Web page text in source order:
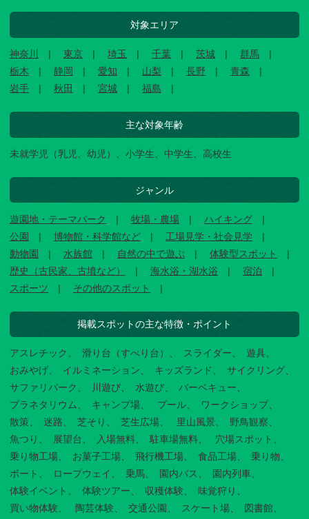
対象エリア
神奈川 東京 埼玉 千葉 茨城
群馬
栃木
静岡 愛知 山梨 長野
青森
岩手
秋田 宮城 福島
主な対象年齢
未就学児（乳児、幼児）、小学生、中学生、高校生
ジャンル
遊園地・テーマパーク 牧場・農場
ハイキング
公園
博物館・科学館など
工場見学・社会見学
動物園
水族館 自然の中で遊ぶ
体験型スポット
歴史（古民家、古墳など）
海水浴・湖水浴
宿泊
スポーツ
その他のスポット
掲載スポットの主な特徴・ポイント
アスレチック 滑り台（すべり台） スライダー
遊具
おみやげ
イルミネーション キッズランド
サイクリング
サファリパーク
川遊び 水遊び
バーベキュー
プラネタリウム
キャンプ場 プール
ワークショップ
散策
迷路 芝そり 芝生広場 里山風景
野鳥観察
魚つり
展望台 入場無料 駐車場無料
穴場スポット
乗り物工場
お菓子工場 飛行機工場 食品工場
乗り物
ボート
ロープウェイ 乗馬 園内バス
園内列車
体験イベント
体験ツアー 収穫体験
味覚狩り
買い物体験
陶芸体験 交通公園 スケート場 図書館